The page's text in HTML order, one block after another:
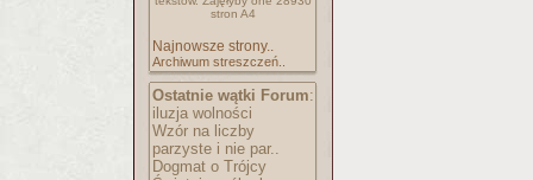
stron A4
Najnowsze strony..
Archiwum streszczeń..
Ostatnie wątki Forum:
iluzja wolności
Wzór na liczby
parzyste i nie par..
Dogmat o Trójcy